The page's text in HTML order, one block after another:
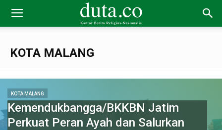
KOTA MALANG
KOTA MALANG
Kemendukbangga/BKKBN Jatim
Perkuat Peran Ayah dan Salurkan